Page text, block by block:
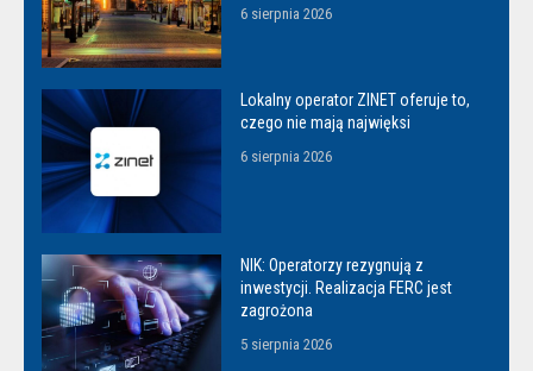
6 sierpnia 2026
Lokalny operator ZINET oferuje to,
czego nie mają najwięksi
6 sierpnia 2026
NIK: Operatorzy rezygnują z
inwestycji. Realizacja FERC jest
zagrożona
5 sierpnia 2026